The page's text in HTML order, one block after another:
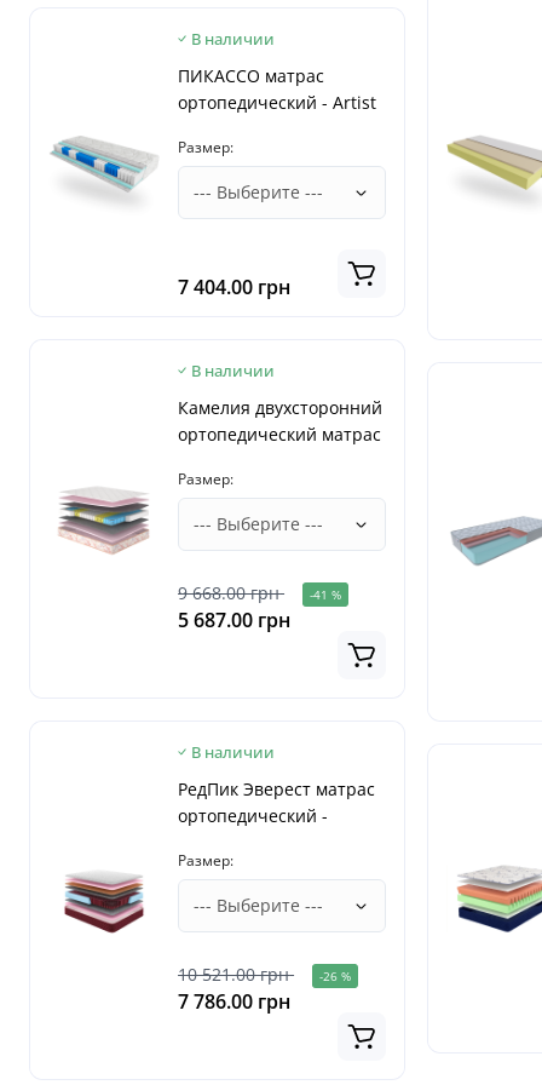
В наличии
ПИКАССО матрас
ортопедический - Artist
кровать
Размер:
7 404.00 грн
В наличии
Камелия двухсторонний
ортопедический матрас
матрас на кровать
Размер:
9 668.00 грн -41 %
5 687.00 грн
В наличии
РедПик Эверест матрас
ортопедический -
for матрас на кровать
Размер:
10 521.00 грн -26 %
7 786.00 грн